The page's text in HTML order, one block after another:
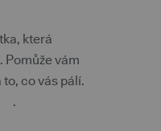
která
Pomůže vám
co vás pálí.
.